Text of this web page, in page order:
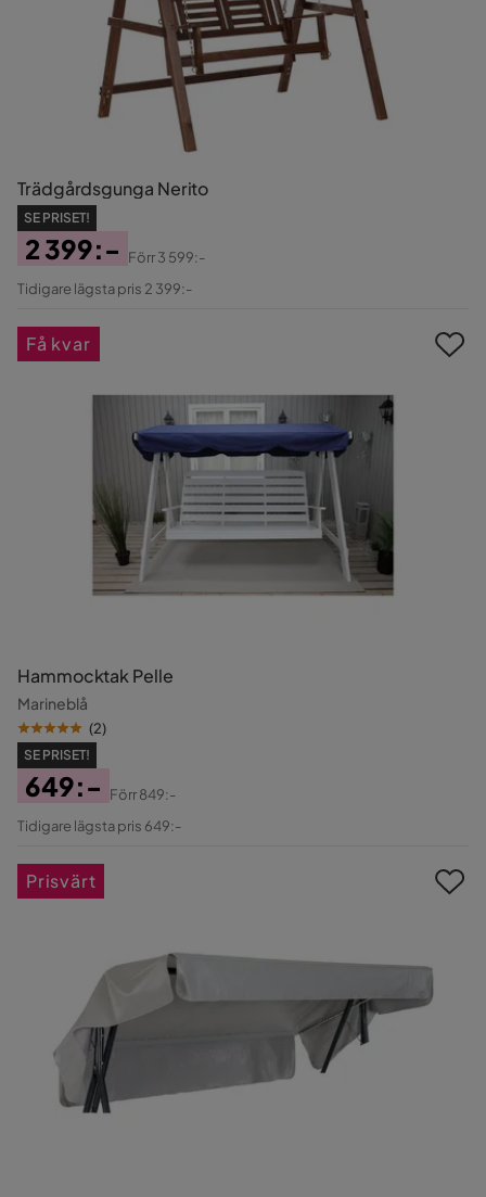
Trädgårdsgunga Nerito
SE PRISET!
Pris
2 399:-
Original
Förr3 599:-
Tidigare lägsta pris 2 399:-
Hammocktak Pelle
Marineblå
(2)
SE PRISET!
Pris
649:-
Original
Förr849:-
Tidigare lägsta pris 649:-
Få kvar
Prisvärt